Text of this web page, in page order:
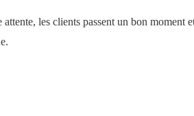
les clients passent un bon moment